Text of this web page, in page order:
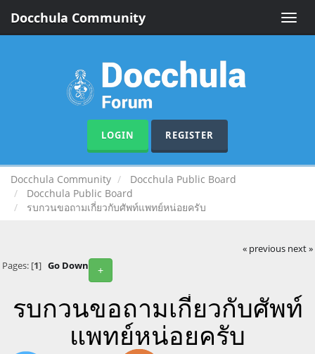
Toggle
Docchula Community
LOGIN REGISTER
Docchula Community
Docchula Public Board
Docchula Public Board
รบกวนขอถามเกี่ยวกับศัพท์แพทย์หน่อยครับ
« previous next »
+
Pages: [1] Go Down
รบกวนขอถามเกี่ยวกับศัพท์
แพทย์หน่อยครับ